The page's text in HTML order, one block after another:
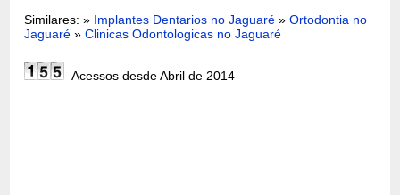
Similares: » Implantes Dentarios no Jaguaré»Ortodontia no
Jaguaré »Clinicas Odontologicas no Jaguaré
Acessos desde Abril de 2014